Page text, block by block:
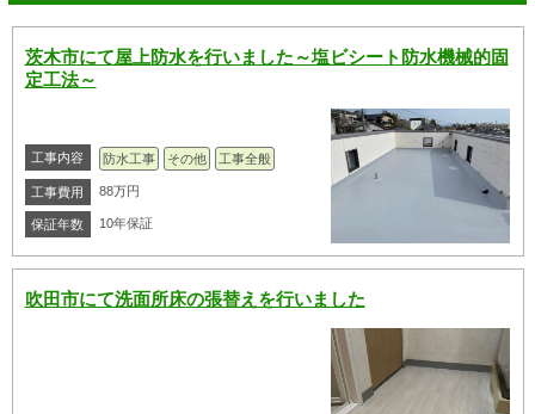
茨木市にて屋上防水を行いました～塩ビシート防水機械的固
定工法～
工事内容 防水工事 その他 工事全般
工事費用 88万円
保証年数 10年保証
吹田市にて洗面所床の張替えを行いました